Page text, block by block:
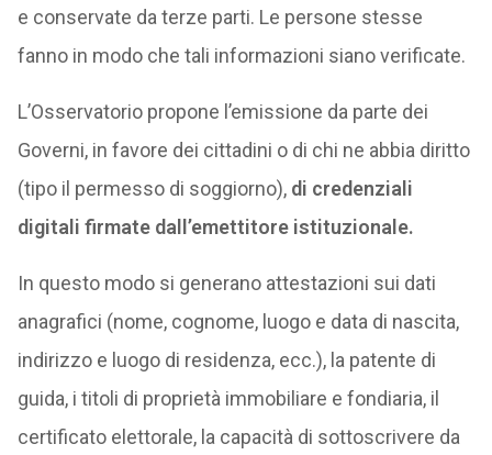
e conservate da terze parti. Le persone stesse
fanno in modo che tali informazioni siano verificate.
L’Osservatorio propone l’emissione da parte dei
Governi, in favore dei cittadini o di chi ne abbia diritto
(tipo il permesso di soggiorno), di credenziali
digitali firmate dall’emettitore istituzionale.
In questo modo si generano attestazioni sui dati
anagrafici (nome, cognome, luogo e data di nascita,
indirizzo e luogo di residenza, ecc.), la patente di
guida, i titoli di proprietà immobiliare e fondiaria, il
certificato elettorale, la capacità di sottoscrivere da